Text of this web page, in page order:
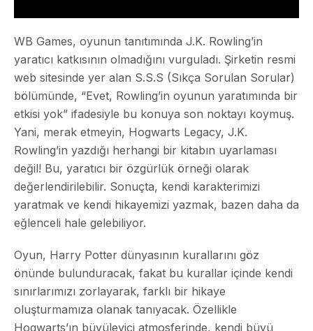
WB Games, oyunun tanıtımında J.K. Rowling’in
yaratıcı katkısının olmadığını vurguladı. Şirketin resmi
web sitesinde yer alan S.S.S (Sıkça Sorulan Sorular)
bölümünde, “Evet, Rowling’in oyunun yaratımında bir
etkisi yok” ifadesiyle bu konuya son noktayı koymuş.
Yani, merak etmeyin, Hogwarts Legacy, J.K.
Rowling’in yazdığı herhangi bir kitabın uyarlaması
değil! Bu, yaratıcı bir özgürlük örneği olarak
değerlendirilebilir. Sonuçta, kendi karakterimizi
yaratmak ve kendi hikayemizi yazmak, bazen daha da
eğlenceli hale gelebiliyor.
Oyun, Harry Potter dünyasının kurallarını göz
önünde bulunduracak, fakat bu kurallar içinde kendi
sınırlarımızı zorlayarak, farklı bir hikaye
oluşturmamıza olanak tanıyacak. Özellikle
Hogwarts’ın büyüleyici atmosferinde, kendi büyü